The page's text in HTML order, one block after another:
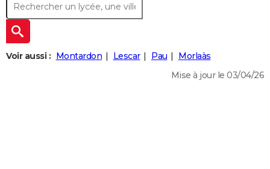
Forum
Aménagement intérieur
Extérieur
Cuisine
Salle de bains
Jardinage
Rangement
+WEEK-END
Guides de France
Escapades
Patrimoine
Expositions
Musées
Week-end nature
+
LIFESTYLE
Voir aussi : Montardon Lescar Pau
Morlaàs
Mise à jour le 03/04/26